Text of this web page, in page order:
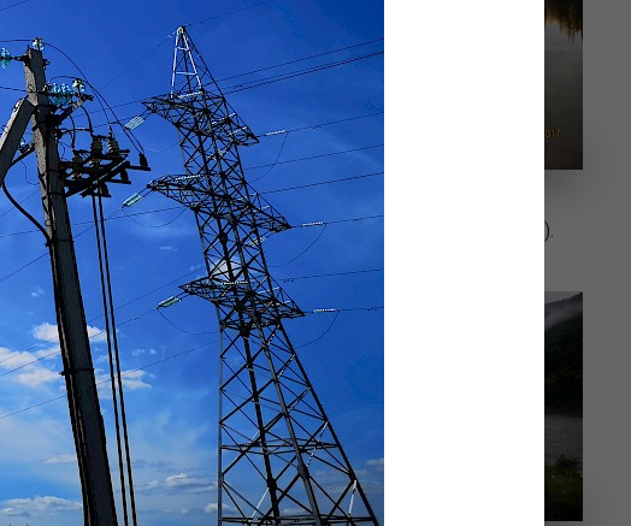
Российская.
река Нюя, республика Саха (Якутия).
ГЭС-1 им. П. Г.